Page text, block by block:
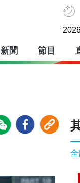
新聞 節目
全